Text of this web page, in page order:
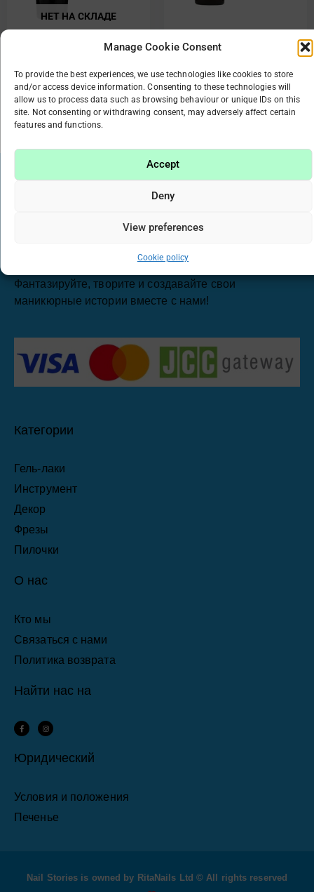
Manage Cookie Consent
To provide the best experiences, we use technologies like cookies to store
and/or access device information. Consenting to these technologies will
allow us to process data such as browsing behaviour or unique IDs on this
site. Not consenting or withdrawing consent, may adversely affect certain
features and functions.
Accept
Deny
View preferences
Cookie policy
НЕТ НА СКЛАДЕ
85425 Polymix Capuccino
60 ml
€22.50
Подробнее
ml
€14.50 €11.50
Работая много лет в индустрии красоты, мы поняли,
страстью. Именно поэтому мы хотим поделиться этой
Фантазируйте, творите и создавайте свои
маникюрные истории вместе с нами!
Категории
Гель-лаки
Инструмент
Декор
Фрезы
Пилочки
О нас
Кто мы
Связаться с нами
Политика возврата
Найти нас на
F
a
c
o
n
s
Юридический
Условия и положения
Печенье
Nail Stories is owned by RitaNails Ltd © All rights reserved